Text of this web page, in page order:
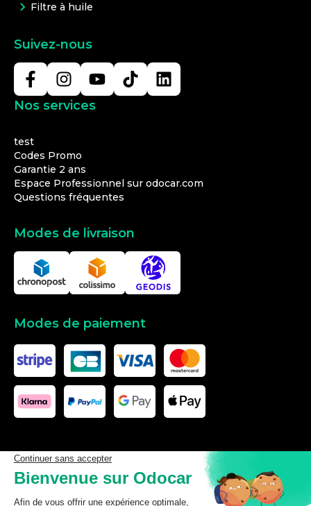
Filtre à huile
Suivez-nous
Nos services
test
Codes Promo
Garantie 2 ans
Espace Professionnel sur odocar.com
Questions fréquentes
Modes de livraison
Modes de paiement
Les données affichées ici, particulièrement la base de donnée
complète, ne doivent pas être copiées. Il est interdit d’exploiter les
données ou la base de données complète, de laisser un tiers les
exploiter, ni de les rendre accessible à un tiers, sans accord